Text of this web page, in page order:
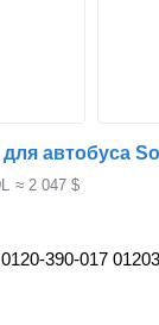
≈ 2 047 $
390-017